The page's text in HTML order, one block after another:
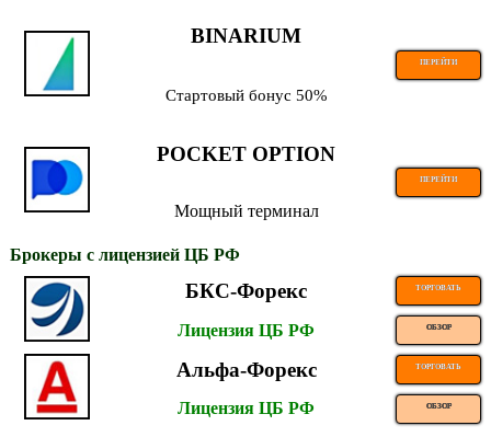
BINARIUM
ПЕРЕЙТИ
Стартовый бонус 50%
POCKET OPTION
ПЕРЕЙТИ
Мощный терминал
Брокеры с лицензией ЦБ РФ
БКС-Форекс ТОРГОВАТЬ
Лицензия ЦБ РФ ОБЗОР
Альфа-Форекс ТОРГОВАТЬ
Лицензия ЦБ РФ ОБЗОР